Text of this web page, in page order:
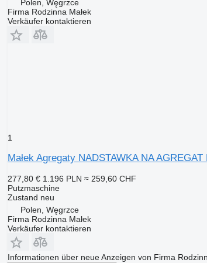
Polen, Węgrzce
Firma Rodzinna Małek
Verkäufer kontaktieren
1
Małek Agregaty NADSTAWKA NA
277,80 € 1.196 PLN ≈ 259,60 CHF
Putzmaschine
Zustand neu
Polen, Węgrzce
Firma Rodzinna Małek
Verkäufer kontaktieren
Informationen über neue Anzeigen von Firma